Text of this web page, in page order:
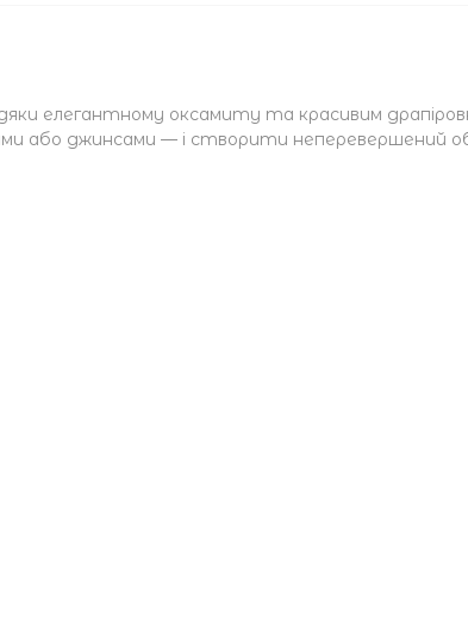
елегантному оксамиту та красивим
або джинсами — і створити неперевершений